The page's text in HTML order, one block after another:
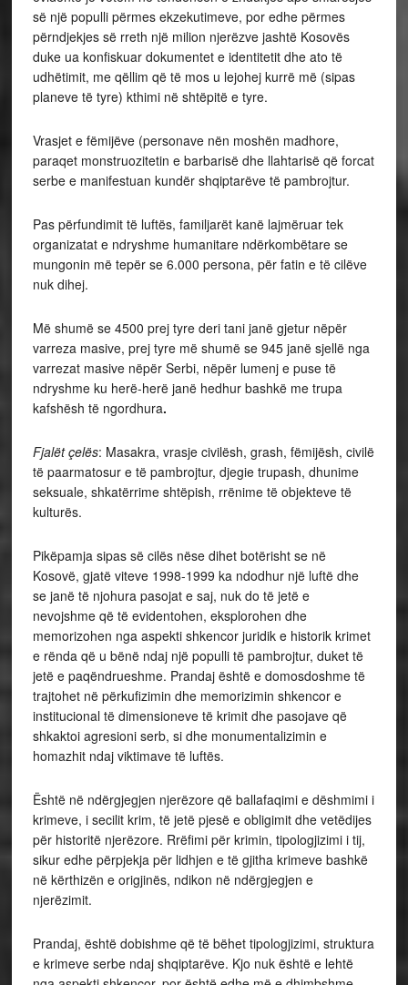
së një populli përmes ekzekutimeve, por edhe përmes
përndjekjes së rreth një milion njerëzve jashtë Kosovës
duke ua konfiskuar dokumentet e identitetit dhe ato të
udhëtimit, me qëllim që të mos u lejohej kurrë më (sipas
planeve të tyre) kthimi në shtëpitë e tyre.
Vrasjet e fëmijëve (personave nën moshën madhore,
paraqet monstruozitetin e barbarisë dhe llahtarisë që forcat
serbe e manifestuan kundër shqiptarëve të pambrojtur.
Pas përfundimit të luftës, familjarët kanë lajmëruar tek
organizatat e ndryshme humanitare ndërkombëtare se
mungonin më tepër se 6.000 persona, për fatin e të cilëve
nuk dihej.
Më shumë se 4500 prej tyre deri tani janë gjetur nëpër
varreza masive, prej tyre më shumë se 945 janë sjellë nga
varrezat masive nëpër Serbi, nëpër lumenj e puse të
ndryshme ku herë-herë janë hedhur bashkë me trupa
kafshësh të ngordhura.
Fjalët çelës: Masakra, vrasje civilësh, grash, fëmijësh, civilë
të paarmatosur e të pambrojtur, djegie trupash, dhunime
seksuale, shkatërrime shtëpish, rrënime të objekteve të
kulturës.
Pikëpamja sipas së cilës nëse dihet botërisht se në
Kosovë, gjatë viteve 1998-1999 ka ndodhur një luftë dhe
se janë të njohura pasojat e saj, nuk do të jetë e
nevojshme që të evidentohen, eksplorohen dhe
memorizohen nga aspekti shkencor juridik e historik krimet
e rënda që u bënë ndaj një populli të pambrojtur, duket të
jetë e paqëndrueshme. Prandaj është e domosdoshme të
trajtohet në përkufizimin dhe memorizimin shkencor e
institucional të dimensioneve të krimit dhe pasojave që
shkaktoi agresioni serb, si dhe monumentalizimin e
homazhit ndaj viktimave të luftës.
Është në ndërgjegjen njerëzore që ballafaqimi e dëshmimi i
krimeve, i secilit krim, të jetë pjesë e obligimit dhe vetëdijes
për historitë njerëzore. Rrëfimi për krimin, tipologjizimi i tij,
sikur edhe përpjekja për lidhjen e të gjitha krimeve bashkë
në kërthizën e origjinës, ndikon në ndërgjegjen e
njerëzimit.
Prandaj, është dobishme që të bëhet tipologjizimi, struktura
e krimeve serbe ndaj shqiptarëve. Kjo nuk është e lehtë